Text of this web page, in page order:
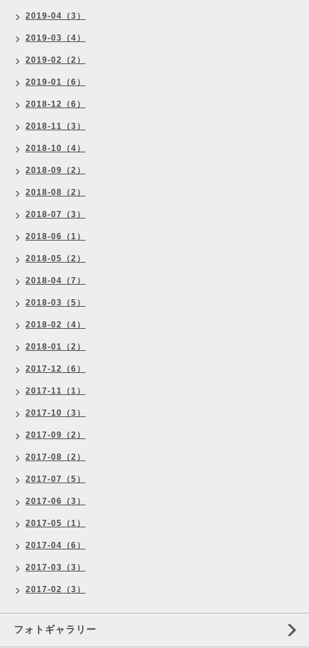
2019-04（3）
2019-03（4）
2019-02（2）
2019-01（6）
2018-12（6）
2018-11（3）
2018-10（4）
2018-09（2）
2018-08（2）
2018-07（3）
2018-06（1）
2018-05（2）
2018-04（7）
2018-03（5）
2018-02（4）
2018-01（2）
2017-12（6）
2017-11（1）
2017-10（3）
2017-09（2）
2017-08（2）
2017-07（5）
2017-06（3）
2017-05（1）
2017-04（6）
2017-03（3）
2017-02（3）
フォトギャラリー